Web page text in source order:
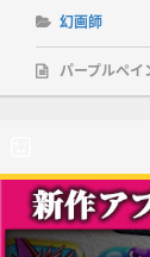
幻画師
パープルペイ